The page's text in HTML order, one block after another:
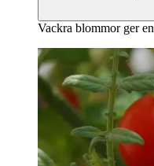
Vackra blommor ger